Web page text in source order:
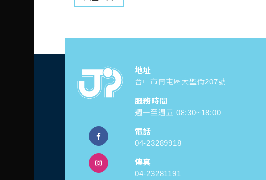
地址
台中市南屯區大聖街207號
服務時間
週一至週五 08:30~18:00
電話
04-23289918
傳真
04-23281191